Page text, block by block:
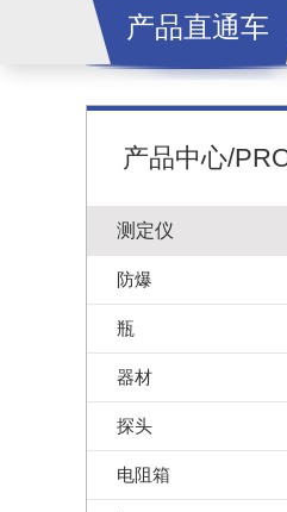
产品直通车
产品中心/
测定仪
防爆
瓶
器材
探头
电阻箱